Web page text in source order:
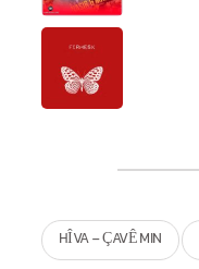
HÎVA - ÇAVÊ MIN